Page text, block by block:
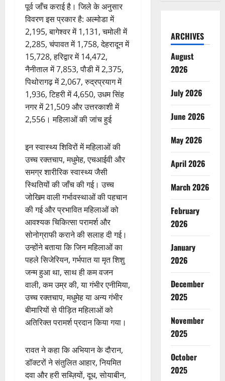
पूर्व जाँच कराई है। जिले के अनुसार
विवरण इस प्रकार है: अल्मोडा में
2,195, बागेश्वर में 1,131, चमोली में
2,285, चंपावत में 1,758, देहरादून में
15,728, हरिद्वार में 14,472,
नैनीताल में 7,853, पौडी में 2,375,
पिथोरागढ़ में 2,067, रुद्रप्रयाग में
1,936, टिहरी में 4,650, उधम सिंह
नगर में 21,509 और उत्तरकाशी में
2,556। महिलाओं की जांच हुई
इन स्वास्थ्य शिविरों में महिलाओं की
उच्च रक्तचाप, मधुमेह, एचआईवी और
समग्र शारीरिक स्वास्थ्य जैसी
स्थितियों की जाँच की गई। उच्च
जोखिम वाली गर्भावस्थाओं की पहचान
की गई और प्रभावित महिलाओं को
आवश्यक चिकित्सा परामर्श और
सोनोग्राफी कराने की सलाह दी गई।
उन्होंने बताया कि जिन महिलाओं का
पहले सिजेरियन, गर्भपात या मृत शिशु
जन्म हुआ था, साथ ही कम वजन
वाली, कम उम्र की, या गंभीर एनीमिया,
उच्च रक्तचाप, मधुमेह या अन्य गंभीर
बीमारियों से पीड़ित महिलाओं को
अतिरिक्त परामर्श प्रदान किया गया।
रावत ने कहा कि अभियान के दौरान,
डॉक्टरों ने संतुलित आहार, नियमित
दवा और हरी सब्ज़ियों, दूध, सोयाबीन,
ARCHIVES
August
2026
July 2026
June 2026
May 2026
April 2026
March 2026
February
2026
January
2026
December
2025
November
2025
October
2025